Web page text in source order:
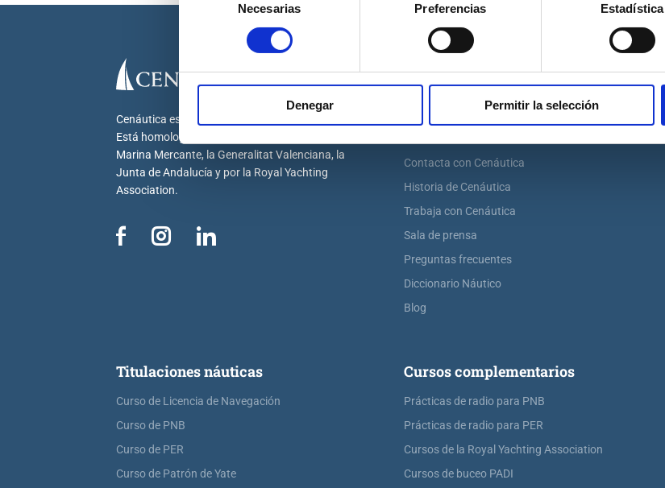
de
consentimiento
Necesarias Preferencias Estadística
Denegar Permitir la selección
Cenáutica es la escuela náutica lider en España.
Está homologada por la Dirección General de la
Marina Mercante, la Generalitat Valenciana, la
Junta de Andalucía y por la Royal Yachting
Association.
Cenáutica
Contacta con Cenáutica
Historia de Cenáutica
Trabaja con Cenáutica
Sala de prensa
Preguntas frecuentes
Diccionario Náutico
Blog
Titulaciones náuticas
Curso de Licencia de Navegación
Curso de PNB
Curso de PER
Curso de Patrón de Yate
Cursos complementarios
Prácticas de radio para PNB
Prácticas de radio para PER
Cursos de la Royal Yachting Association
Cursos de buceo PADI